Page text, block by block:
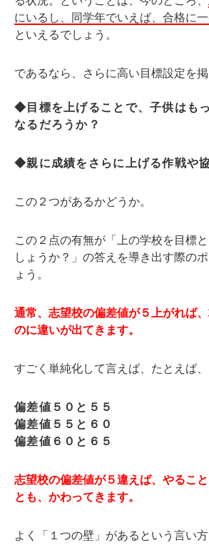
にいるし、同学年でいえば、合格に
といえるでしょう。
であるなら、さらに高い目標設定を掲
◆目標を上げることで、子供はも
なるだろうか？
◆親に成績をさらに上げる作戦や
この２つがあるかどうか。
この２点の有無が「上の学校を目標
しょうか？」の答えを導き出す際の
ょう。
通常、志望校の偏差値が５上がれば
のに違いが出てきます。
すごく単純化して言えば、たとえば、
偏差値５０と５５
偏差値５５と６０
偏差値６０と６５
志望校の偏差値が５違えば、やるこ
とも、かわってきます。
よく「１つの壁」があるという言い